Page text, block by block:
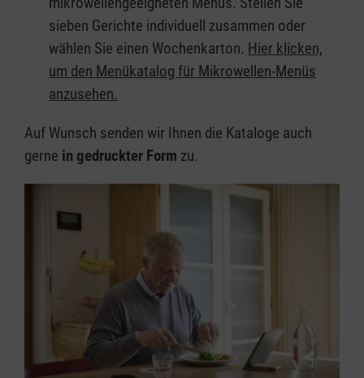
sieben Gerichte individuell zusammen oder
wählen Sie einen Wochenkarton. Hier klicken,
um den Menükatalog für Mikrowellen-Menüs
anzusehen.
Auf Wunsch senden wir Ihnen die Kataloge auch
gerne in gedruckter Form zu.